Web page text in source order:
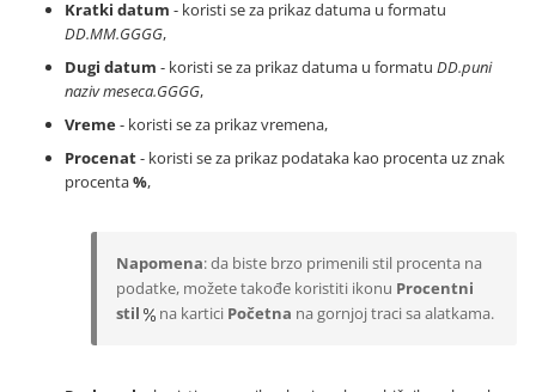
Kratki datum - koristi se za prikaz datuma u formatu
DD.MM.GGGG,
Dugi datum - koristi se za prikaz datuma u formatu DD.puni
naziv meseca.GGGG,
Vreme- koristi se za prikaz vremena,
Procenat- koristi se za prikaz podataka kao procenta uz znak
procenta%,
Napomena: da biste brzo primenili stil procenta na
podatke, možete takođe koristiti ikonu Procentni
stil
na kartici Početna na gornjoj traci sa alatkama.